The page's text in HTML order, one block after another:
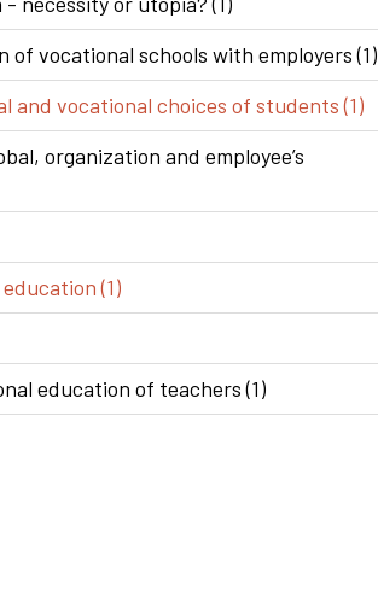
vocational schools with employers (1)
and vocational choices of students (1)
organization and employee’s
(1)
education of teachers (1)